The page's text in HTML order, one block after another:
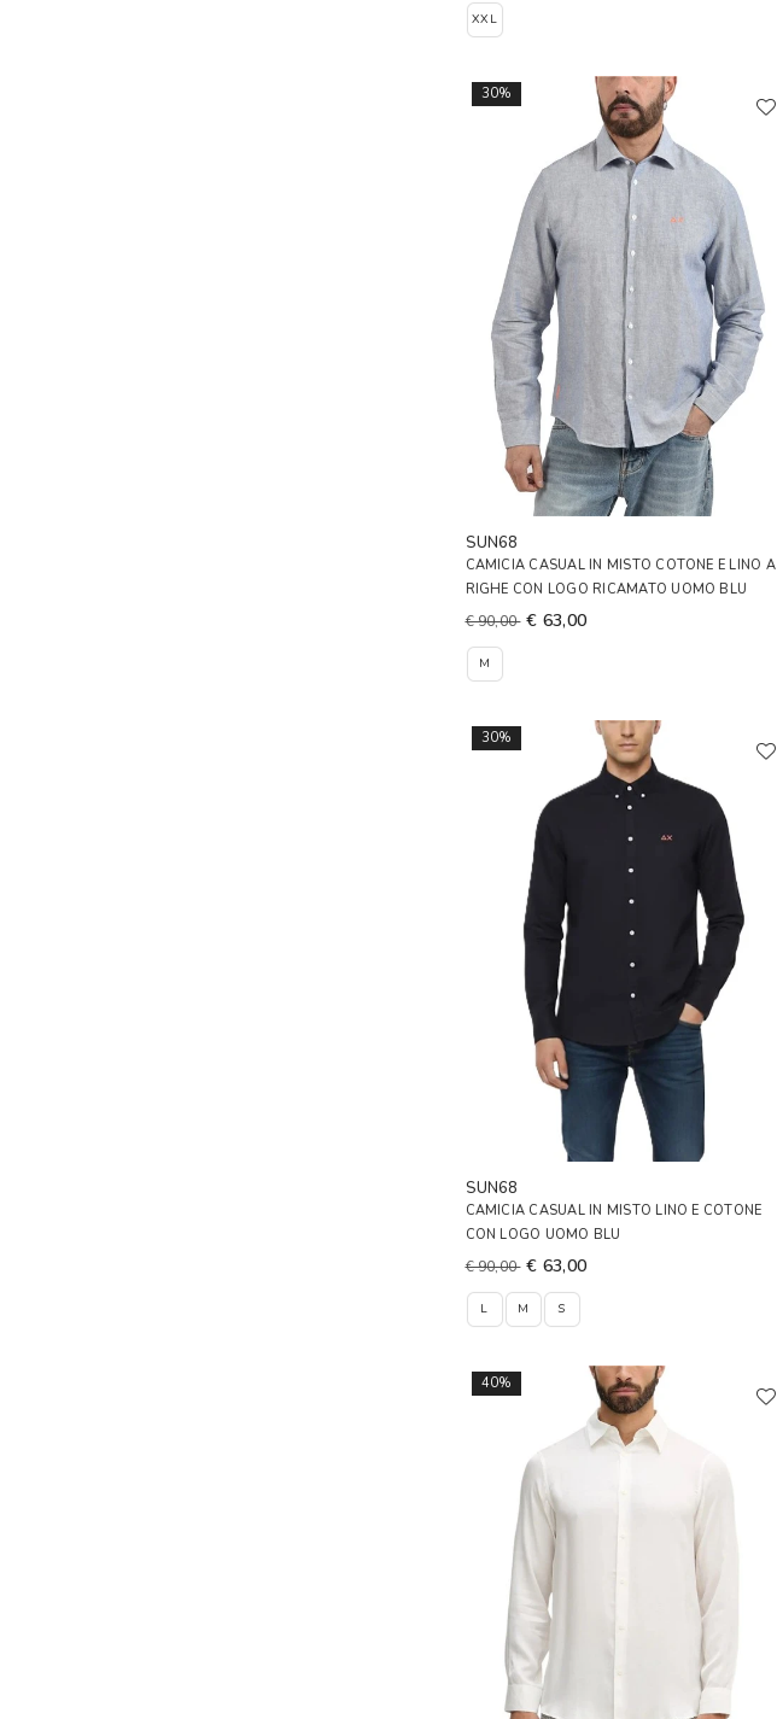
XXL
30%
SUN68
CAMICIA CASUAL IN MISTO COTONE E LINO A
RIGHE CON LOGO RICAMATO UOMO BLU
€ 90,00 € 63,00
M
30%
SUN68
CAMICIA CASUAL IN MISTO LINO E COTONE
CON LOGO UOMO BLU
€ 90,00 € 63,00
L M S
40%